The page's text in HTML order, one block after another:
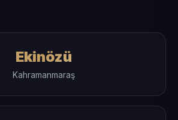
Ekinözü
Kahramanmaraş